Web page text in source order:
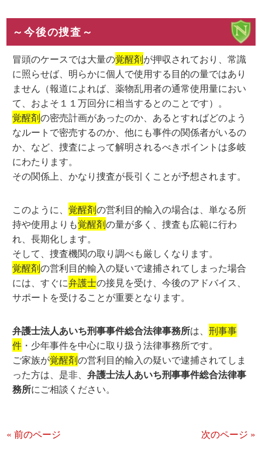
～今後の捜査～
冒頭のケースでは大量の覚醒剤が押収されており、常識
に照らせば、明らかに個人で使用する目的の量ではあり
ません（報道によれば、薬物乱用者の通常使用量におい
て、およそ１１万回分に相当するとのことです）。
覚醒剤の密売計画があったのか、あるとすればどのよう
なルートで密売するのか、他にも事件の関係者がいるの
か、など、捜査によって解明されるべきポイントは多岐
にわたります。
その関係上、かなり捜査が長引くことが予想されます。
このように、覚醒剤の営利目的輸入の場合は、単なる所
持や使用よりも覚醒剤の量が多く、捜査も広範に行わ
れ、長期化します。
そして、捜査機関の取り調べも厳しくなります。
覚醒剤の営利目的輸入の疑いで逮捕されてしまった場合
には、すぐに弁護士の接見を受け、今後のアドバイス、
サポートを受けることが重要となります。
弁護士法人あいち刑事事件総合法律事務所は、刑事事
件 ・少年事件を中心に取り扱う法律事務所です。
ご家族が覚醒剤の営利目的輸入の疑いで逮捕されてしま
った方は、是非、弁護士法人あいち刑事事件総合法律事
務所にご相談ください。
« 前のページ 次のページ »